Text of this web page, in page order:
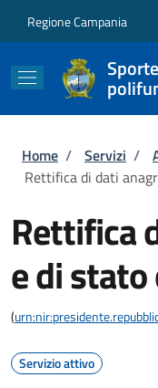
Regione Campania
Briciole di
Home / Servizi /
Rettifica di dati
Rettifica
e di
(
Servizio attivo